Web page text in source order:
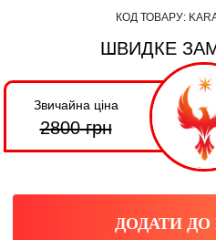
КОД ТОВАРУ:
ШВИДКЕ
Звичайна ціна
2800грн
ДОДАТИ